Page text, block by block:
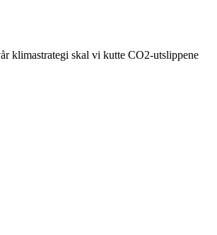
klimastrategi skal vi kutte CO2-utslippene